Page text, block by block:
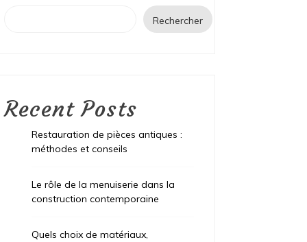
Rechercher
Recent Posts
Restauration de pièces antiques :
méthodes et conseils
Le rôle de la menuiserie dans la
construction contemporaine
Quels choix de matériaux,